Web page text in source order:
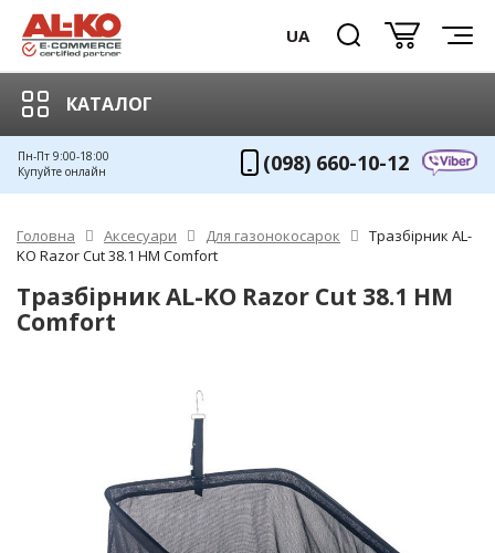
UA
КАТАЛОГ
Пн-Пт 9:00-18:00
Купуйте онлайн
(098) 660-10-12
Головна Аксесуари Для газонокосарок
Тразбірник AL-
KO Razor Cut 38.1 HM Comfort
Тразбірник AL-KO Razor Cut 38.1 HM
Comfort